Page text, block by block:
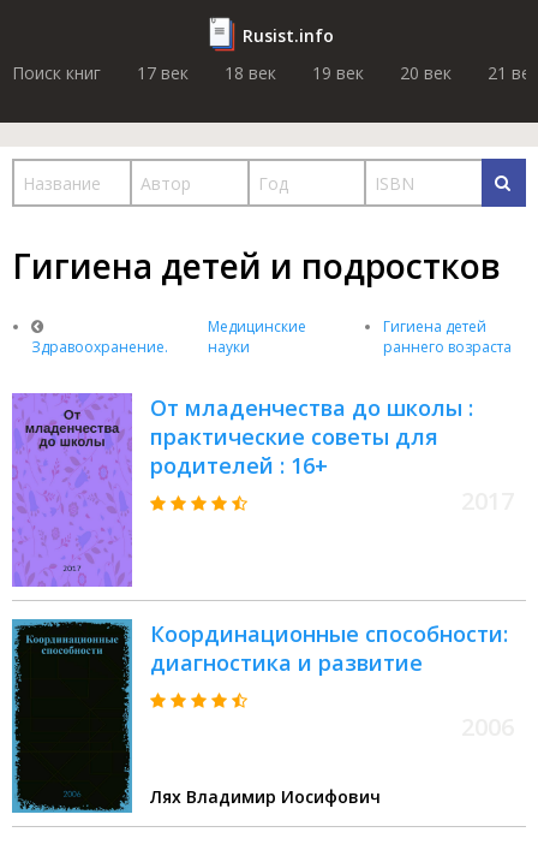
Rusist.info
Поиск книг
17 век 18 век 19 век 20 век 21 век
Гигиена детей и подростков
Здравоохранение.
Медицинские
науки
Гигиена детей
раннего возраста
От младенчества до школы :
практические советы для
родителей : 16+
Координационные способности:
диагностика и развитие
Лях Владимир Иосифович